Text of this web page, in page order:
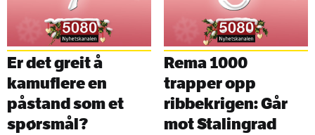
Er det greit å
kamuflere en
påstand som et
spørsmål?
Rema 1000
trapper opp
ribbekrigen: Går
mot Stalingrad